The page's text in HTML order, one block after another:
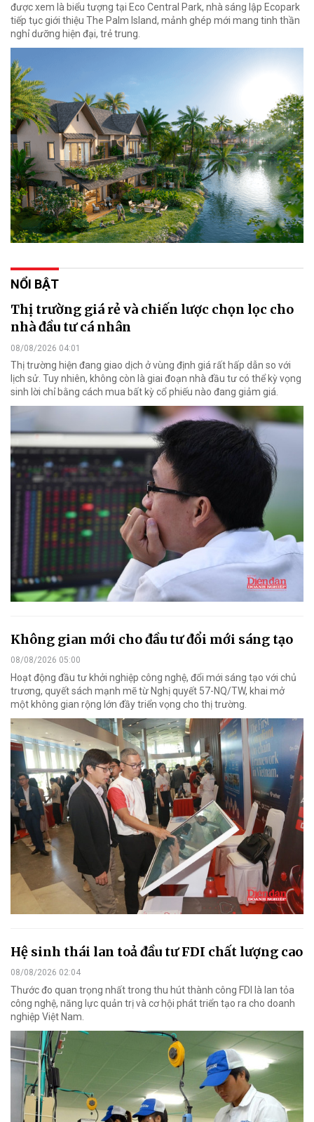
được xem là biểu tượng tại Eco Central Park, nhà sáng lập Ecopark
tiếp tục giới thiệu The Palm Island, mảnh ghép mới mang tinh thần
nghỉ dưỡng hiện đại, trẻ trung.
NỔI BẬT
Thị trường giá rẻ và chiến lược chọn lọc cho
nhà đầu tư cá nhân
08/08/2026 04:01
Thị trường hiện đang giao dịch ở vùng định giá rất hấp dẫn so với
lịch sử. Tuy nhiên, không còn là giai đoạn nhà đầu tư có thể kỳ vọng
sinh lời chỉ bằng cách mua bất kỳ cổ phiếu nào đang giảm giá.
Không gian mới cho đầu tư đổi mới sáng tạo
08/08/2026 05:00
Hoạt động đầu tư khởi nghiệp công nghệ, đổi mới sáng tạo với chủ
trương, quyết sách mạnh mẽ từ Nghị quyết 57-NQ/TW, khai mở
một không gian rộng lớn đầy triển vọng cho thị trường.
Hệ sinh thái lan toả đầu tư FDI chất lượng cao
08/08/2026 02:04
Thước đo quan trọng nhất trong thu hút thành công FDI là lan tỏa
công nghệ, năng lực quản trị và cơ hội phát triển tạo ra cho doanh
nghiệp Việt Nam.